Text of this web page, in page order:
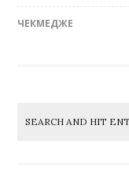
ЧЕКМЕДЖЕ